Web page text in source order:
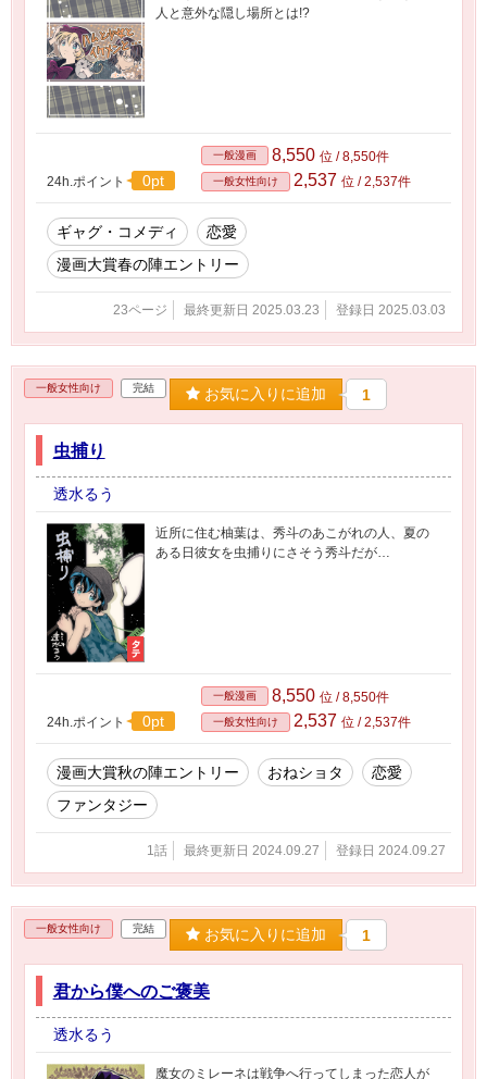
人と意外な隠し場所とは!?
24h.ポイント 0pt
一般漫画 8,550 位 / 8,550件
一般女性向け 2,537 位 / 2,537件
ギャグ・コメディ
恋愛
漫画大賞春の陣エントリー
23ページ 最終更新日 2025.03.23 登録日 2025.03.03
一般女性向け 完結 お気に入りに追加 1
虫捕り
透水るう
近所に住む柚葉は、秀斗のあこがれの人、夏の
ある日彼女を虫捕りにさそう秀斗だが…
24h.ポイント 0pt
一般漫画 8,550 位 / 8,550件
一般女性向け 2,537 位 / 2,537件
漫画大賞秋の陣エントリー おねショタ
恋愛
ファンタジー
1話 最終更新日 2024.09.27 登録日 2024.09.27
一般女性向け 完結 お気に入りに追加 1
君から僕へのご褒美
透水るう
魔女のミレーネは戦争へ行ってしまった恋人が